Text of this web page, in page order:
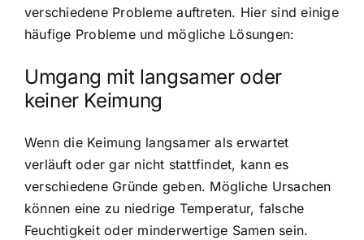
verschiedene Probleme auftreten. Hier sind einige
häufige Probleme und mögliche Lösungen:
Umgang mit langsamer oder
keiner Keimung
Wenn die Keimung langsamer als erwartet
verläuft oder gar nicht stattfindet, kann es
verschiedene Gründe geben. Mögliche Ursachen
können eine zu niedrige Temperatur, falsche
Feuchtigkeit oder minderwertige Samen sein.